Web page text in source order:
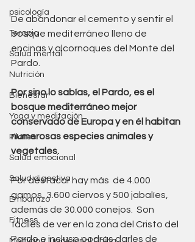
psicología
Terapia
Salud mental
Nutrición
Bienestar
Yoga y meditación
Pilates
Salud emocional
Salud digestiva
Embarazo
Fitness
De abandonar el cemento y sentir el
bosque mediterráneo lleno de
encinas y alcornoques del Monte del
Pardo.
Por sino lo sabías, el Pardo, es el
bosque mediterráneo mejor
conservado de Europa y en él habitan
numerosas especies animales y
vegetales.
Por destacar hay más  de 4.000
gamos, 3.600 ciervos y 500 jabalíes,
además de 30.000 conejos.  Son
fáciles de ver en la zona del Cristo del
Pardo e incluso podrás darles de